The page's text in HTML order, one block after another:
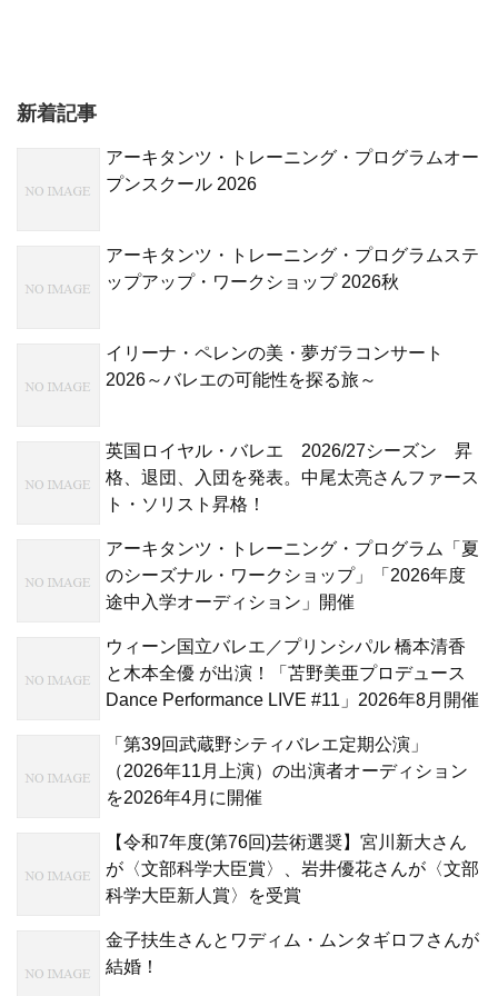
新着記事
アーキタンツ・トレーニング・プログラムオー
プンスクール 2026
アーキタンツ・トレーニング・プログラムステ
ップアップ・ワークショップ 2026秋
イリーナ・ペレンの美・夢ガラコンサート
2026～バレエの可能性を探る旅～
英国ロイヤル・バレエ 2026/27シーズン 昇
格、退団、入団を発表。中尾太亮さんファース
ト・ソリスト昇格！
アーキタンツ・トレーニング・プログラム「夏
のシーズナル・ワークショップ」「2026年度
途中入学オーディション」開催
ウィーン国立バレエ／プリンシパル 橋本清香
と木本全優 が出演！「苫野美亜プロデュース
Dance Performance LIVE #11」2026年8月開催
「第39回武蔵野シティバレエ定期公演」
（2026年11月上演）の出演者オーディション
を2026年4月に開催
【令和7年度(第76回)芸術選奨】宮川新大さん
が〈文部科学大臣賞〉、岩井優花さんが〈文部
科学大臣新人賞〉を受賞
金子扶生さんとワディム・ムンタギロフさんが
結婚！